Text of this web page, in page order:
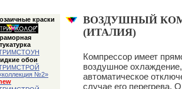
ВОЗДУШНЫЙ
(ИТАЛИЯ)
Компрессор имеет
воздушное
автоматическое
случае его перегрева.
краски
обои
№2»